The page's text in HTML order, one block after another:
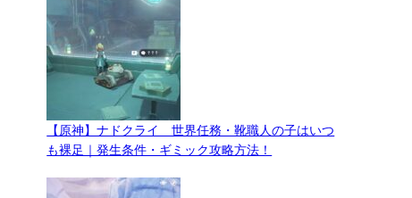
【原神】ナドクライ 世界任務・靴職人の子はいつ
も裸足｜発生条件・ギミック攻略方法！